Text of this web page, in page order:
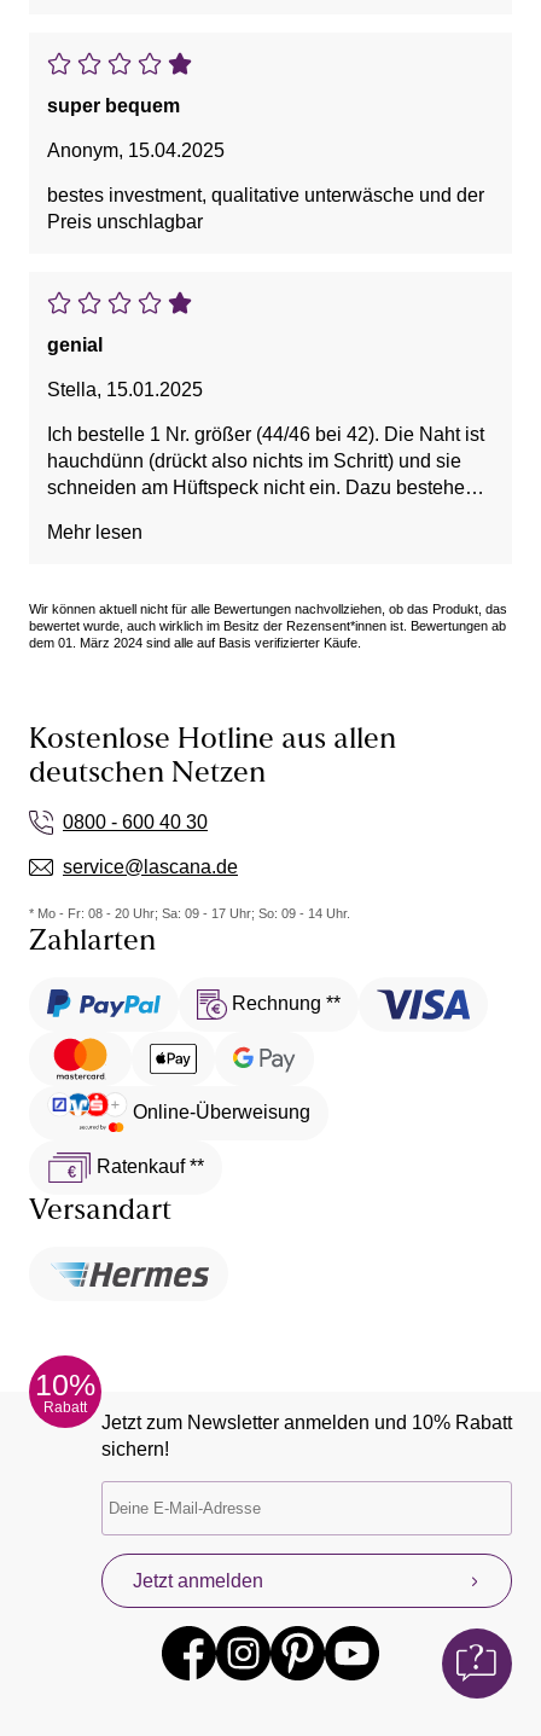
super bequem
Anonym, 15.04.2025
bestes investment, qualitative unterwäsche und der
Preis unschlagbar
genial
Stella, 15.01.2025
Ich bestelle 1 Nr. größer (44/46 bei 42). Die Naht ist
hauchdünn (drückt also nichts im Schritt) und sie
schneiden am Hüftspeck nicht ein. Dazu bestehen
Werden meine neuen Alldays.
Mehr lesen
Wir können aktuell nicht für alle Bewertungen nachvollziehen, ob das Produkt, das
bewertet wurde, auch wirklich im Besitz der Rezensent*innen ist. Bewertungen ab
dem 01. März 2024 sind alle auf Basis verifizierter Käufe.
Kostenlose Hotline aus allen
deutschen Netzen
0800 - 600 40 30
service@lascana.de
* Mo - Fr: 08 - 20 Uhr; Sa: 09 - 17 Uhr; So: 09 - 14 Uhr.
Zahlarten
Rechnung **
Online-Überweisung
Ratenkauf **
Versandart
10%
Rabatt
Jetzt zum Newsletter anmelden und 10% Rabatt
sichern!
Jetzt anmelden